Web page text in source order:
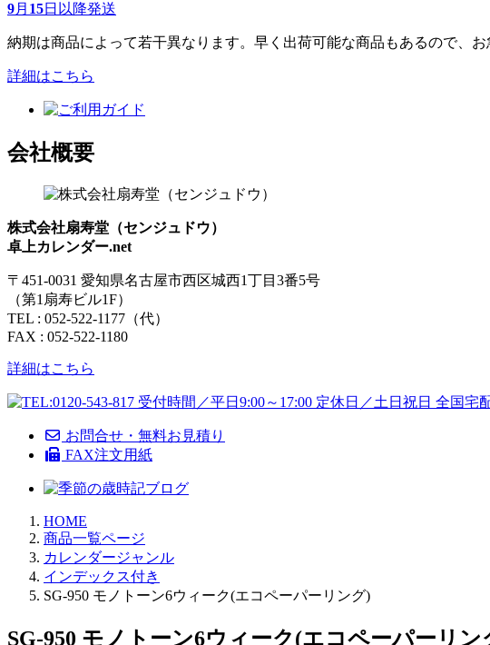
9月 15日以降発送
納期は商品によって若干異なります。早く出荷可能な商品もあるので、お
詳細はこちら
会社概要
株式会社扇寿堂（センジュドウ）
卓上カレンダー.net
〒451-0031 愛知県名古屋市西区城西1丁目3番5号
（第1扇寿ビル1F）
TEL : 052-522-1177（代）
FAX : 052-522-1180
詳細はこちら
お問合せ・無料お見積り
FAX注文用紙
HOME
商品一覧ページ
カレンダージャンル
インデックス付き
SG-950 モノトーン6ウィーク(エコペーパーリング)
SG-950 モノトーン6ウィーク(エコペーパーリン